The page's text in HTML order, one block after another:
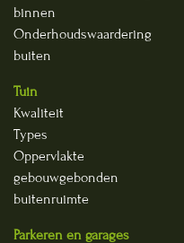
binnen
Onderhoudswaardering
buiten
Tuin
Kwaliteit
Types
Oppervlakte
gebouwgebonden
buitenruimte
Parkeren en garages